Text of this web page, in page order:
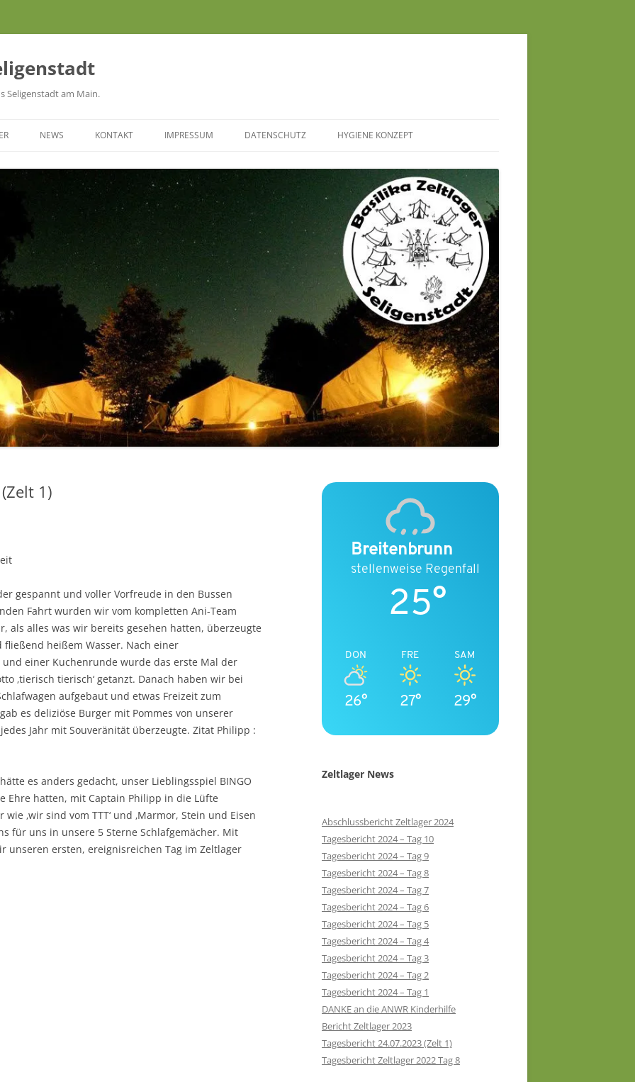
Seligenstadt am Main.
NEWS KONTAKT IMPRESSUM DATENSCHUTZ HYGIENE KONZEPT
1)
gespannt und voller Vorfreude in den Bussen
Fahrt wurden wir vom kompletten Ani-Team
als alles was wir bereits gesehen hatten, überzeugte
heißem Wasser. Nach einer
einer Kuchenrunde wurde das erste Mal der
‚tierisch tierisch‘ getanzt. Danach haben wir bei
aufgebaut und etwas Freizeit zum
es deliziöse Burger mit Pommes von unserer
Jahr mit Souveränität überzeugte. Zitat Philipp :
es anders gedacht, unser Lieblingsspiel BINGO
Ehre hatten, mit Captain Philipp in die Lüfte
‚wir sind vom TTT‘ und ‚Marmor, Stein und Eisen
für uns in unsere 5 Sterne Schlafgemächer. Mit
unseren ersten, ereignisreichen Tag im Zeltlager
Breitenbrunn
stellenweise Regenfall
25°
DON
26°
FRE
27°
SAM
29°
Zeltlager News
Abschlussbericht Zeltlager 2024
Tagesbericht 2024 – Tag 10
Tagesbericht 2024 – Tag 9
Tagesbericht 2024 – Tag 8
Tagesbericht 2024 – Tag 7
Tagesbericht 2024 – Tag 6
Tagesbericht 2024 – Tag 5
Tagesbericht 2024 – Tag 4
Tagesbericht 2024 – Tag 3
Tagesbericht 2024 – Tag 2
Tagesbericht 2024 – Tag 1
DANKE an die ANWR Kinderhilfe
Bericht Zeltlager 2023
Tagesbericht 24.07.2023 (Zelt 1)
Tagesbericht Zeltlager 2022 Tag 8